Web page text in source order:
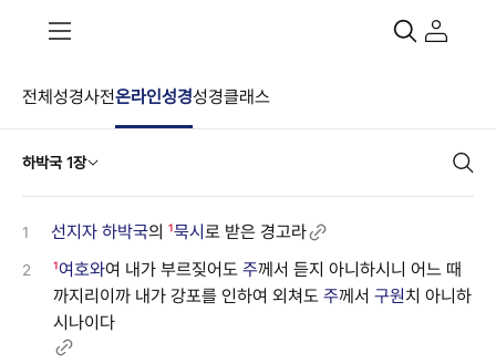
전체성경사전온라인성경성경클래스
하박국 1장
1 선지자 하박국의 ¹묵시로 받은 경고라
2 ¹여호와여 내가 부르짖어도 주께서 듣지 아니하시니 어느 때
까지리이까 내가 강포를 인하여 외쳐도 주께서 구원치 아니하
시나이다